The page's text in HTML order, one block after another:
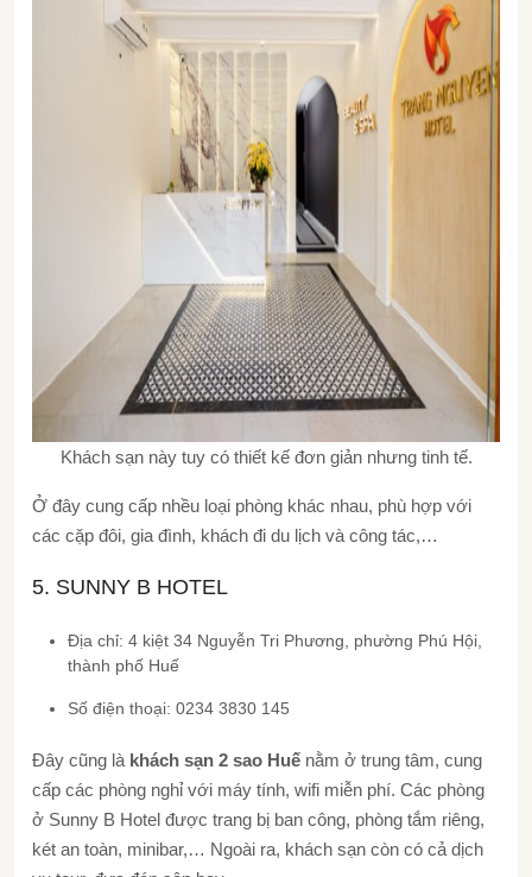
Khách sạn này tuy có thiết kế đơn giản nhưng tinh tế.
Ở đây cung cấp nhều loại phòng khác nhau, phù hợp với
các cặp đôi, gia đình, khách đi du lịch và công tác,…
5. SUNNY B HOTEL
Địa chỉ: 4 kiệt 34 Nguyễn Tri Phương, phường Phú Hội,
thành phố Huế
Số điện thoại: 0234 3830 145
Đây cũng là khách sạn 2 sao Huế nằm ở trung tâm, cung
cấp các phòng nghỉ với máy tính, wifi miễn phí. Các phòng
ở Sunny B Hotel được trang bị ban công, phòng tắm riêng,
két an toàn, minibar,… Ngoài ra, khách sạn còn có cả dịch